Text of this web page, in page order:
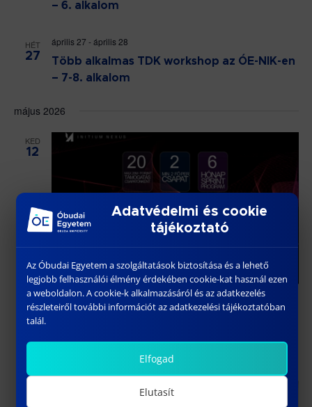
– 6. alkalom
HÉT
27
április 27 -április 28
Több alkalmas TDK workshop az ÓE-NIK-en
– 7-8. alkalom
május 2026
KED
12
május 12 @ 15:00-18:00
Adatvédelmi és cookie
tájékoztató
Az Óbudai Egyetem a szolgáltatások biztosítása és a lehető
legjobb felhasználói élmény érdekében cookie-kat használ ezen
a weboldalon. A cookie-k alkalmazásáról és az adatkezelés
részleteiről további információt az adatkezelési tájékoztatóban
talál.
Elfogad
Elutasít